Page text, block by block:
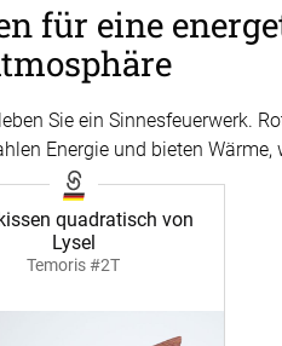
Kissen
Alle Kissen
Massanfertigung
Zubehör
für eine
Sie ein Sinnesfeuerwerk.
Energie und bieten Wärme,
quadratisch von
Lysel
Temoris #2T